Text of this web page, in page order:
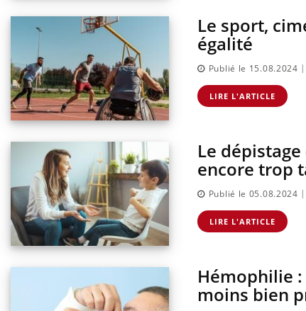
Le sport,
égalité
Publié le 15.08.2024 |
LIRE L'ARTICLE
Le
encore trop
Publié le 05.08.2024 |
LIRE L'ARTICLE
Hémophilie
moins bien